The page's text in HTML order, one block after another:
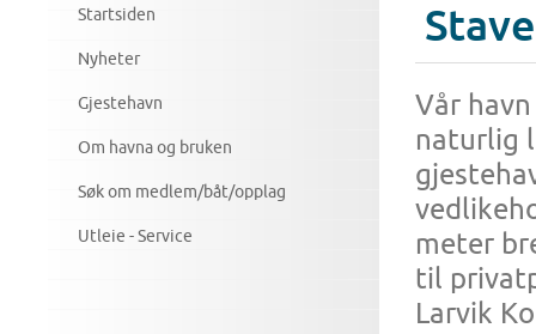
Startsiden
Nyheter
Gjestehavn
Om havna og bruken
Søk om medlem/båt/opplag
Utleie - Service
Vår
naturlig
meter
til
Larvik